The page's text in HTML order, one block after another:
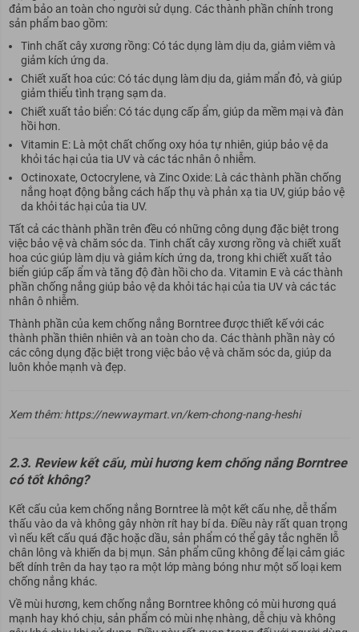
đảm bảo an toàn cho người sử dụng. Các thành phần chính trong
sản phẩm bao gồm:
Tinh chất cây xương rồng: Có tác dụng làm dịu da, giảm viêm và
giảm kích ứng da.
Chiết xuất hoa cúc: Có tác dụng làm dịu da, giảm mẩn đỏ, và giúp
giảm thiểu tình trạng sạm da.
Chiết xuất tảo biển: Có tác dụng cấp ẩm, giúp da mềm mại và đàn
hồi hơn.
Vitamin E: Là một chất chống oxy hóa tự nhiên, giúp bảo vệ da
khỏi tác hại của tia UV và các tác nhân ô nhiễm.
Octinoxate, Octocrylene, và Zinc Oxide: Là các thành phần chống
nắng hoạt động bằng cách hấp thụ và phản xạ tia UV, giúp bảo vệ
da khỏi tác hại của tia UV.
Tất cả các thành phần trên đều có những công dụng đặc biệt trong
việc bảo vệ và chăm sóc da. Tinh chất cây xương rồng và chiết xuất
hoa cúc giúp làm dịu và giảm kích ứng da, trong khi chiết xuất tảo
biển giúp cấp ẩm và tăng độ đàn hồi cho da. Vitamin E và các thành
phần chống nắng giúp bảo vệ da khỏi tác hại của tia UV và các tác
nhân ô nhiễm.
Thành phần của kem chống nắng Borntree được thiết kế với các
thành phần thiên nhiên và an toàn cho da. Các thành phần này có
các công dụng đặc biệt trong việc bảo vệ và chăm sóc da, giúp da
luôn khỏe mạnh và đẹp.
Xem thêm: https://newwaymart.vn/kem-chong-nang-heshi
2.3. Review kết cấu, mùi hương kem chống nắng Borntree
có tốt không?
Kết cấu của kem chống nắng Borntree là một kết cấu nhẹ, dễ thẩm
thấu vào da và không gây nhờn rít hay bí da. Điều này rất quan trọng
vì nếu kết cấu quá đặc hoặc dầu, sản phẩm có thể gây tắc nghẽn lỗ
chân lông và khiến da bị mụn. Sản phẩm cũng không để lại cảm giác
bết dính trên da hay tạo ra một lớp màng bóng như một số loại kem
chống nắng khác.
Về mùi hương, kem chống nắng Borntree không có mùi hương quá
mạnh hay khó chịu, sản phẩm có mùi nhẹ nhàng, dễ chịu và không